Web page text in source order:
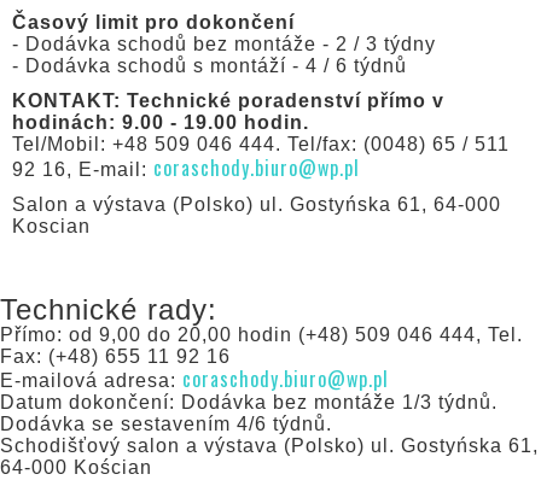
Časový limit pro dokončení
- Dodávka schodů bez montáže - 2 / 3 týdny
- Dodávka schodů s montáží - 4 / 6 týdnů
KONTAKT: Technické poradenství přímo v
hodinách: 9.00 - 19.00 hodin.
Tel/Mobil: +48 509 046 444. Tel/fax: (0048) 65 / 511
92 16, E-mail: coraschody.biuro@wp.pl
Salon a výstava (Polsko) ul. Gostyńska 61, 64-000
Koscian
Technické rady:
Přímo: od 9,00 do 20,00 hodin (+48) 509 046 444, Tel.
Fax: (+48) 655 11 92 16
E-mailová adresa: coraschody.biuro@wp.pl
Datum dokončení: Dodávka bez montáže 1/3 týdnů.
Dodávka se sestavením 4/6 týdnů.
Schodišťový salon a výstava (Polsko) ul. Gostyńska 61,
64-000 Kościan